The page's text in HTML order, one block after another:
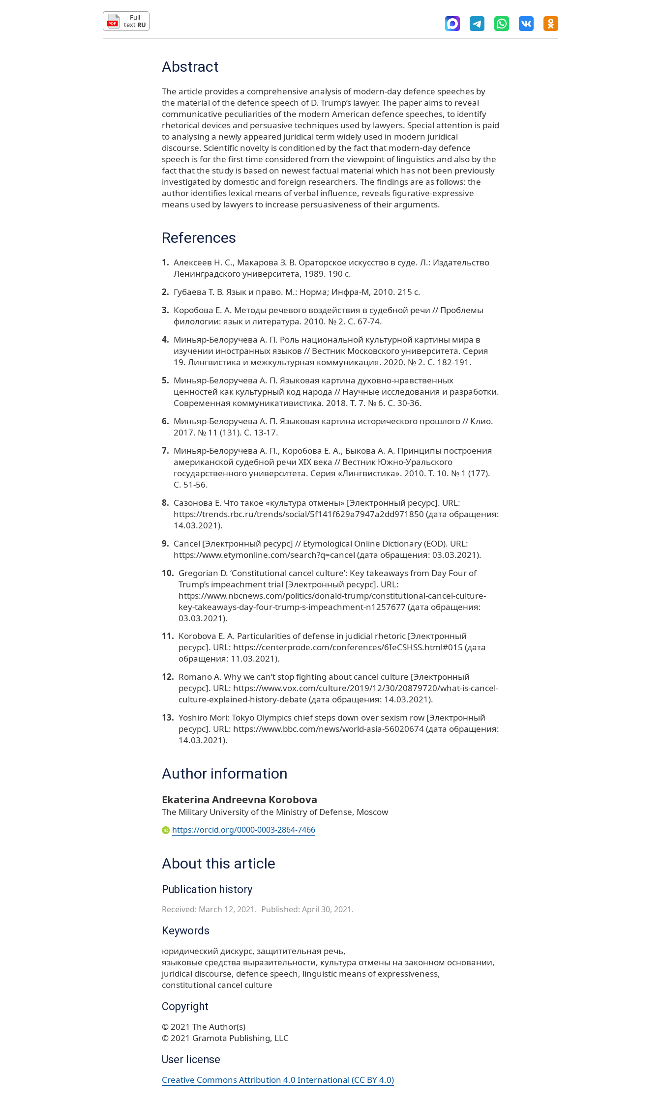
Full
text RU
Abstract
The article provides a comprehensive analysis of modern-day defence speeches by
the material of the defence speech of D. Trump’s lawyer. The paper aims to reveal
communicative peculiarities of the modern American defence speeches, to identify
rhetorical devices and persuasive techniques used by lawyers. Special attention is paid
to analysing a newly appeared juridical term widely used in modern juridical
discourse. Scientific novelty is conditioned by the fact that modern-day defence
speech is for the first time considered from the viewpoint of linguistics and also by the
fact that the study is based on newest factual material which has not been previously
investigated by domestic and foreign researchers. The findings are as follows: the
author identifies lexical means of verbal influence, reveals figurative-expressive
means used by lawyers to increase persuasiveness of their arguments.
References
Алексеев Н. С., Макарова З. В. Ораторское искусство в суде. Л.: Издательство
Ленинградского университета, 1989. 190 c.
Губаева Т. В. Язык и право. М.: Норма; Инфра-М, 2010. 215 c.
Коробова Е. А. Методы речевого воздействия в судебной речи // Проблемы
филологии: язык и литература. 2010. № 2. С. 67-74.
Миньяр-Белоручева А. П. Роль национальной культурной картины мира в
изучении иностранных языков // Вестник Московского университета. Серия
19. Лингвистика и межкультурная коммуникация. 2020. № 2. С. 182-191.
Миньяр-Белоручева А. П. Языковая картина духовно-нравственных
ценностей как культурный код народа // Научные исследования и разработки.
Современная коммуникативистика. 2018. Т. 7. № 6. С. 30-36.
Миньяр-Белоручева А. П. Языковая картина исторического прошлого // Клио.
2017. № 11 (131). С. 13-17.
Миньяр-Белоручева А. П., Коробова Е. А., Быкова А. А. Принципы построения
американской судебной речи XIX века // Вестник Южно-Уральского
государственного университета. Серия «Лингвистика». 2010. Т. 10. № 1 (177).
С. 51-56.
Сазонова Е. Что такое «культура отмены» [Электронный ресурс]. URL:
https://trends.rbc.ru/trends/social/5f141f629a7947a2dd971850 (дата обращения:
14.03.2021).
Cancel [Электронный ресурс] // Etymological Online Dictionary (EOD). URL:
https://www.etymonline.com/search?q=cancel (дата обращения: 03.03.2021).
Gregorian D. ‘Constitutional cancel culture’: Key takeaways from Day Four of
Trump’s impeachment trial [Электронный ресурс]. URL:
https://www.nbcnews.com/politics/donald-trump/constitutional-cancel-culture-
key-takeaways-day-four-trump-s-impeachment-n1257677 (дата обращения:
03.03.2021).
Korobova E. A. Particularities of defense in judicial rhetoric [Электронный
ресурс]. URL: https://centerprode.com/conferences/6IeCSHSS.html#015 (дата
обращения: 11.03.2021).
Romano A. Why we can’t stop fighting about cancel culture [Электронный
ресурс]. URL: https://www.vox.com/culture/2019/12/30/20879720/what-is-cancel-
culture-explained-history-debate (дата обращения: 14.03.2021).
Yoshiro Mori: Tokyo Olympics chief steps down over sexism row [Электронный
ресурс]. URL: https://www.bbc.com/news/world-asia-56020674 (дата обращения:
14.03.2021).
Author information
Ekaterina Andreevna Korobova
The Military University of the Ministry of Defense, Moscow
https://orcid.org/0000-0003-2864-7466
About this article
Publication history
Received: March 12, 2021. Published: April 30, 2021.
Keywords
юридический дискурс защитительная речь
языковые средства выразительности культура отмены на законном основании
juridical discourse defence speech linguistic means of expressiveness
constitutional cancel culture
Copyright
© 2021 The Author(s)
© 2021 Gramota Publishing, LLC
User license
Creative Commons Attribution 4.0 International (CC BY 4.0)